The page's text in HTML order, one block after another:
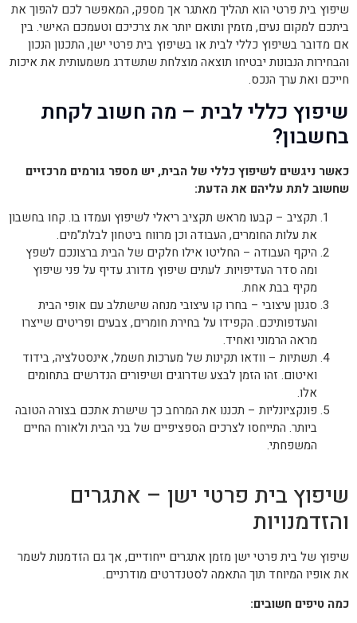
שיפוץ בית פרטי הוא תהליך מאתגר אך מספק, המאפשר לכם להפוך את
ביתכם למקום נעים, מזמין ותואם יותר את צרכיכם וטעמכם האישי. בין
אם מדובר בשיפוץ כללי לבית או בשיפוץ בית פרטי ישן, התכנון הנכון
והבחירות הנבונות יבטיחו תוצאה מוצלחת שתשדרג משמעותית את איכות
חייכם ואת ערך הנכס.
שיפוץ כללי לבית – מה חשוב לקחת
בחשבון?
כאשר ניגשים לשיפוץ כללי של הבית, יש מספר גורמים מרכזיים
שחשוב לתת עליהם את הדעת:
תקציב – קבעו מראש תקציב ריאלי לשיפוץ ועמדו בו. קחו בחשבון
את עלות החומרים, העבודה וכן מרווח ביטחון לבלת"מים.
היקף העבודה – החליטו אילו חלקים של הבית ברצונכם לשפץ
ומה סדר העדיפויות. לעתים שיפוץ מדורג עדיף על פני שיפוץ
מקיף בבת אחת.
סגנון עיצובי – בחרו קו עיצובי מנחה שישתלב עם אופי הבית
והעדפותיכם. הקפידו על בחירת חומרים, צבעים ופריטים שייצרו
מראה הרמוני ואחיד.
תשתיות – וודאו תקינות של מערכות חשמל, אינסטלציה, בידוד
ואיטום. זהו הזמן לבצע שדרוגים ושיפורים הנדרשים בתחומים
אלו.
פונקציונליות – תכננו את המרחב כך שישרת אתכם בצורה הטובה
ביותר. התייחסו לצרכים הספציפיים של בני הבית ולאורח החיים
המשפחתי.
שיפוץ בית פרטי ישן – אתגרים
והזדמנויות
שיפוץ של בית פרטי ישן מזמן אתגרים ייחודיים, אך גם הזדמנות לשמר
את אופיו המיוחד תוך התאמה לסטנדרטים מודרניים.
כמה טיפים חשובים: